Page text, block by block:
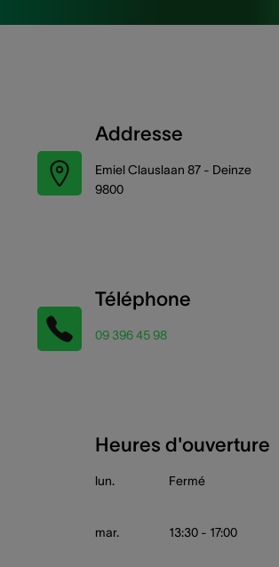
Addresse
Emiel Clauslaan 87 - Deinze
9800
Téléphone
09 396 45 98
Heures d'ouverture
lun. Fermé
mar. 13:30 - 17:00